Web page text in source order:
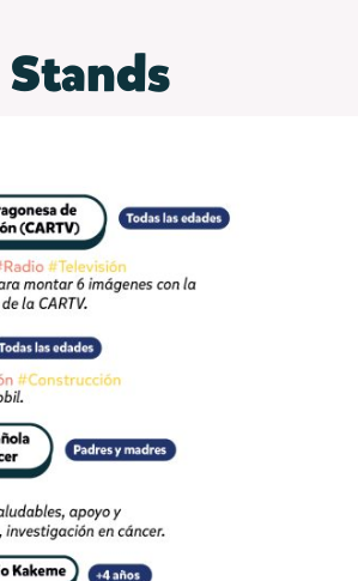
Stands